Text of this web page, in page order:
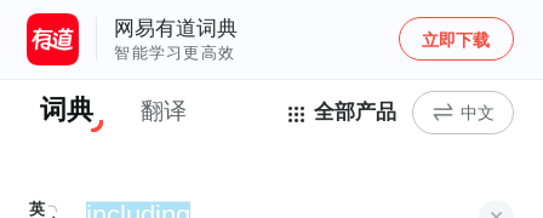
网易有道词典
智能学习更高效
立即下载
词典 翻译 全部产品 中文
英